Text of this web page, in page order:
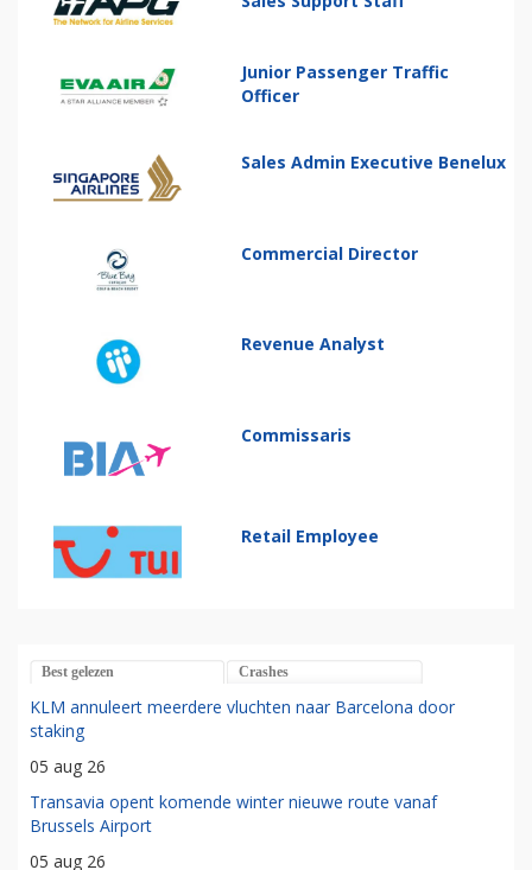
Junior Passenger Traffic
Officer
Sales Admin Executive Benelux
Commercial Director
Revenue Analyst
Commissaris
Retail Employee
Best gelezen Crashes
KLM annuleert meerdere vluchten naar Barcelona door
staking
05 aug 26
Transavia opent komende winter nieuwe route vanaf
Brussels Airport
05 aug 26